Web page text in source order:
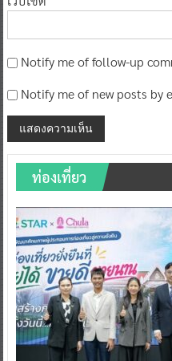
Notify me of follow-up
Notify me of new posts by
ท่องเที่ยว